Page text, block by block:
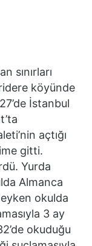
sınırları
köyünde
İstanbul
açtığı
gitti.
Yurda
Almanca
okulda
3 ay
okuduğu